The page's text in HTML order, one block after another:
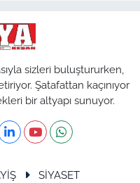
sizleri buluştururken,
Şatafattan kaçınıyor
bir altyapı sunuyor.
SİYASET